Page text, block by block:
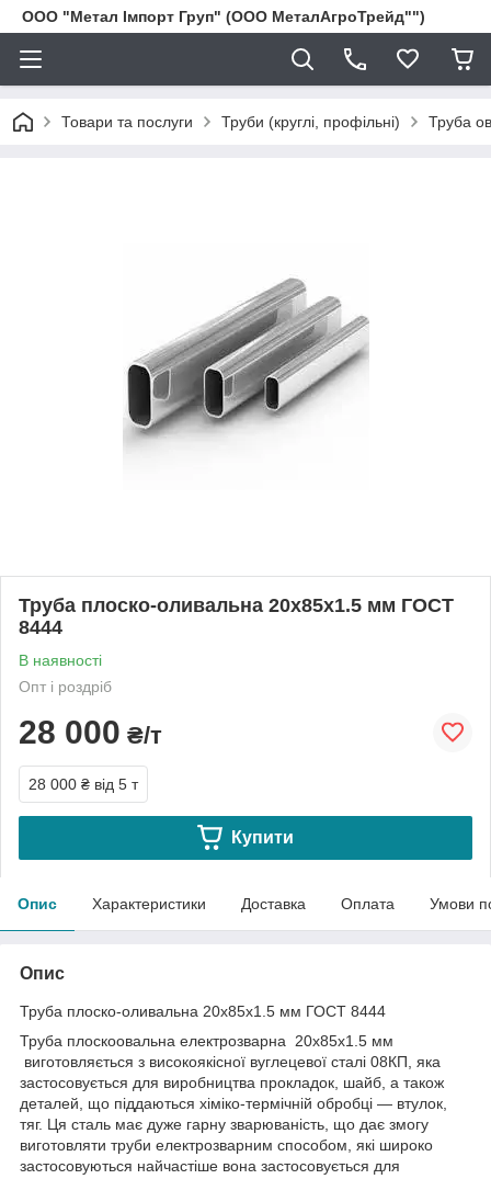
ООО "Метал Імпорт Груп" (ООО МеталАгроТрейд"")
Товари та послуги Труби (круглі, профільні) Труба
Труба плоско-оливальна 20х85х1.5 мм ГОСТ
8444
В наявності
Опт і роздріб
28 000 ₴/т
28 000 ₴ від 5 т
Купити
Опис Характеристики Доставка Оплата Умови
Опис
Труба плоско-оливальна 20х85х1.5 мм ГОСТ 8444
Труба плоскоовальна електрозварна 20х85х1.5 мм
виготовляється з високоякісної вуглецевої сталі 08КП, яка
застосовується для виробництва прокладок, шайб, а також
деталей, що піддаються хіміко-термічній обробці — втулок,
тяг. Ця сталь має дуже гарну зварюваність, що дає змогу
виготовляти труби електрозварним способом, які широко
застосовуються найчастіше вона застосовується для